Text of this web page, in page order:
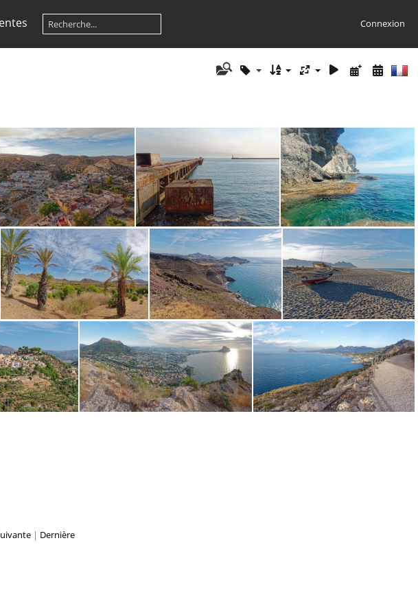
Connexion
Almeria 6024 Almeria 5978 Cabo de Gata 090440
Rodalquillar (auto, rempl) Pano Cabo de Gata 5914 Cabo de Gata 5895
| Dernière